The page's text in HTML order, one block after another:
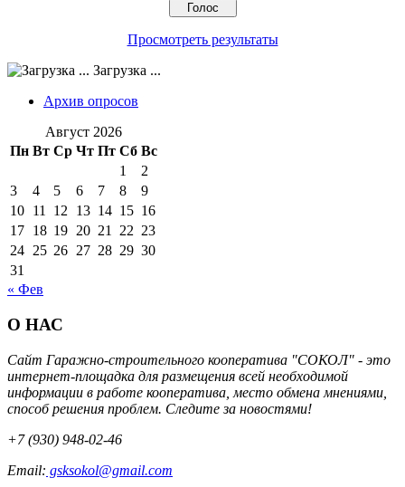
Просмотреть результаты
Загрузка ...
Архив опросов
Август 2026
Пн Вт Ср Чт Пт Сб Вс
1
2
3
4 5 6 7 8
9
10 11 12 13 14 15 16
17 18 19 20 21 22 23
24 25 26 27 28 29 30
31
« Фев
О НАС
Сайт Гаражно-строительного кооператива "СОКОЛ" - это
интернет-площадка для размещения всей необходимой
информации в работе кооператива, место обмена мнениями,
способ решения проблем. Следите за новостями!
+7 (930) 948-02-46
Email: gsksokol@gmail.com